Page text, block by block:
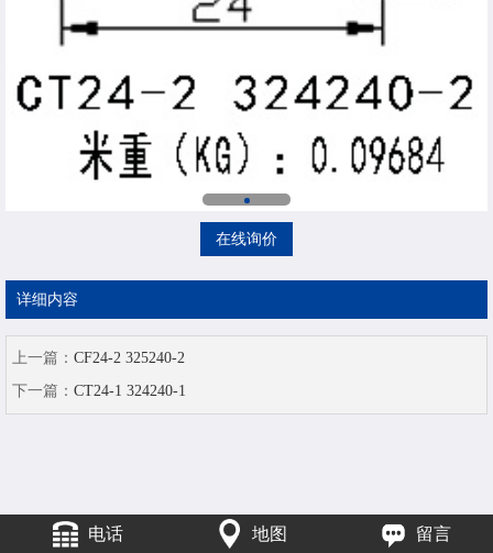
在线询价
详细内容
上一篇： CF24-2 325240-2
下一篇： CT24-1 324240-1
电话 地图 留言